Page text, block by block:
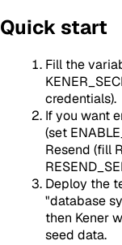
Quick start
Fill the
credentials).
If you want
(set
Resend (fill
Deploy the
"database
then Kener
seed data.